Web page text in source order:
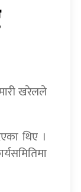
खरेलले
थिए ।